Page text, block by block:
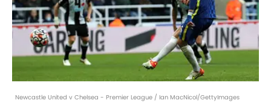
Newcastle United v Chelsea - Premier League / Ian MacNicol/GettyImages